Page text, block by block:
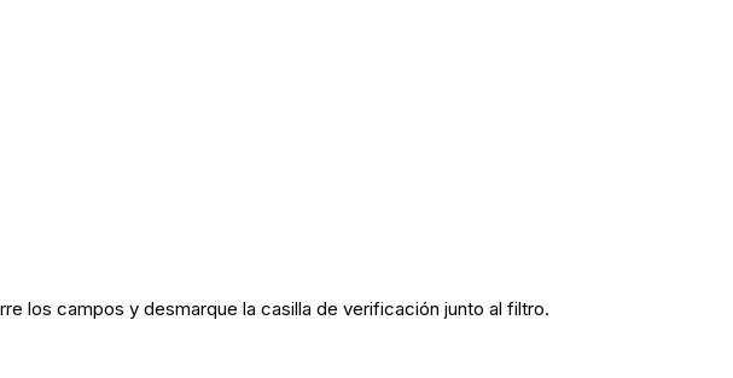
los campos y desmarque la casilla de verificación junto al filtro.